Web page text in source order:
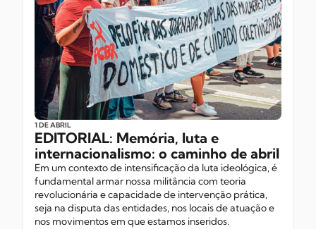
1 DE ABRIL
EDITORIAL: Memória, luta e
internacionalismo: o caminho de abril
Em um contexto de intensificação da luta ideológica, é
fundamental armar nossa militância com teoria
revolucionária e capacidade de intervenção prática,
seja na disputa das entidades, nos locais de atuação e
nos movimentos em que estamos inseridos.